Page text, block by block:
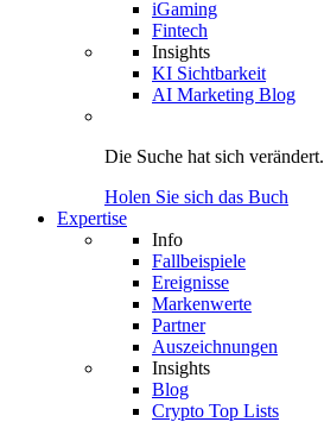
iGaming
Fintech
Insights
KI Sichtbarkeit
AI Marketing Blog
Die Suche hat sich verändert.
Holen Sie sich das Buch
Expertise
Info
Fallbeispiele
Ereignisse
Markenwerte
Partner
Auszeichnungen
Insights
Blog
Crypto Top Lists